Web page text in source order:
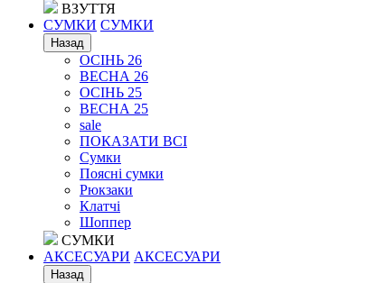
ВЗУТТЯ
СУМКИ СУМКИ
Назад
ОСІНЬ 26
ВЕСНА 26
ОСІНЬ 25
ВЕСНА 25
sale
ПОКАЗАТИ ВСІ
Сумки
Поясні сумки
Рюкзаки
Клатчі
Шоппер
СУМКИ
АКСЕСУАРИ АКСЕСУАРИ
Назад